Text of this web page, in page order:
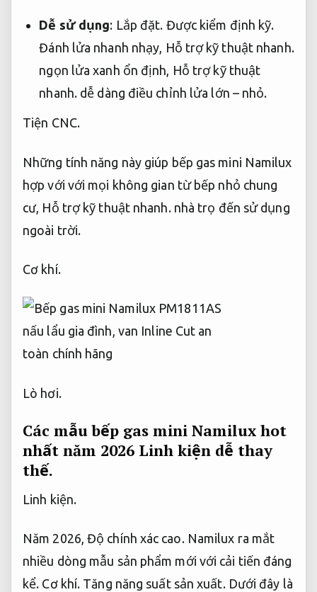
Dễ sử dụng: Lắp đặt. Được kiểm định kỹ.
Đánh lửa nhanh nhạy, Hỗ trợ kỹ thuật nhanh.
ngọn lửa xanh ổn định, Hỗ trợ kỹ thuật
nhanh. dễ dàng điều chỉnh lửa lớn – nhỏ.
Tiện CNC.
Những tính năng này giúp bếp gas mini Namilux
hợp với với mọi không gian từ bếp nhỏ chung
cư, Hỗ trợ kỹ thuật nhanh. nhà trọ đến sử dụng
ngoài trời.
Cơ khí.
Lò hơi.
Các mẫu bếp gas mini Namilux hot
nhất năm 2026 Linh kiện dễ thay
thế.
Linh kiện.
Năm 2026, Độ chính xác cao.Namilux ra mắt
nhiều dòng mẫu sản phẩm mới với cải tiến đáng
kể. Cơ khí. Tăng năng suất sản xuất.Dưới đây là